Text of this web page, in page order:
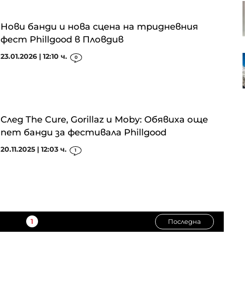
Нови банди и нова сцена на тридневния
фест Phillgood в Пловдив
23.01.2026 | 12:10 ч. 0
След The Cure, Gorillaz и Моby: Обявиха още
пет банди за фестивала Phillgood
20.11.2025 | 12:03 ч. 1
1 Последна
редкоземни елементи